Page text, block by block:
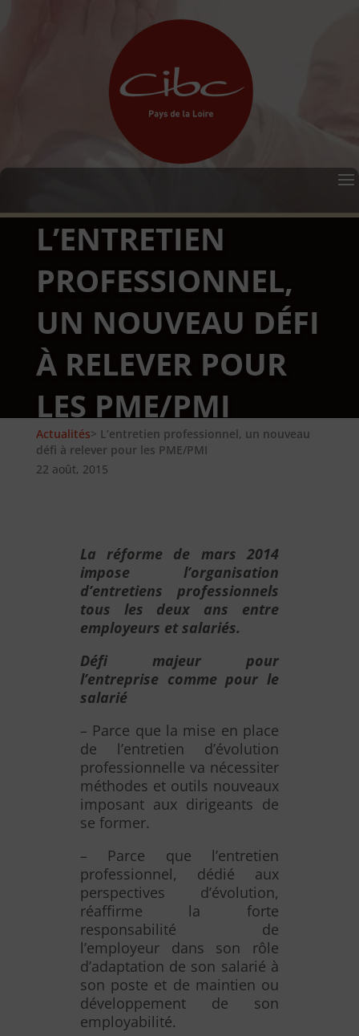
L’ENTRETIEN
PROFESSIONNEL,
UN NOUVEAU DÉFI
À RELEVER POUR
LES PME/PMI
Actualités> L’entretien professionnel, un nouveau
défi à relever pour les PME/PMI
22 août, 2015
La réforme de mars 2014
impose l’organisation
d’entretiens professionnels
tous les deux ans entre
employeurs et salariés.
Défi majeur pour
l’entreprise comme pour le
salarié
– Parce que la mise en place
de l’entretien d’évolution
professionnelle va nécessiter
méthodes et outils nouveaux
imposant aux dirigeants de
se former.
– Parce que l’entretien
professionnel, dédié aux
perspectives d’évolution,
réaffirme la forte
responsabilité de
l’employeur dans son rôle
d’adaptation de son salarié à
son poste et de maintien ou
développement de son
employabilité.